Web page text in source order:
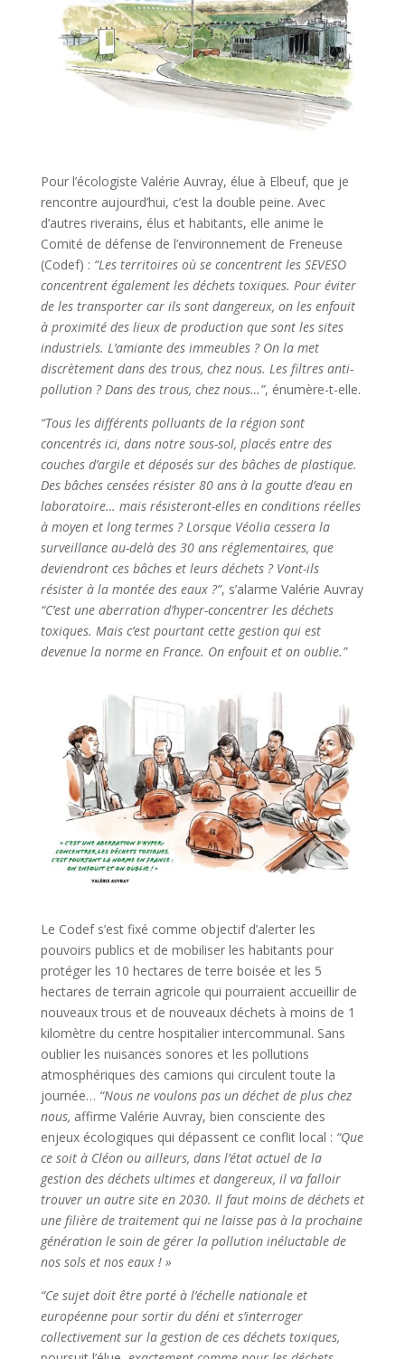
Pour l’écologiste Valérie Auvray, élue à Elbeuf, que je
rencontre aujourd’hui, c’est la double peine. Avec
d’autres riverains, élus et habitants, elle anime le
Comité de défense de l’environnement de Freneuse
(Codef) : “Les territoires où se concentrent les SEVESO
concentrent également les déchets toxiques. Pour éviter
de les transporter car ils sont dangereux, on les enfouit
à proximité des lieux de production que sont les sites
industriels. L’amiante des immeubles ? On la met
discrètement dans des trous, chez nous. Les filtres anti-
pollution ? Dans des trous, chez nous…”, énumère-t-elle.
“Tous les différents polluants de la région sont
concentrés ici, dans notre sous-sol, placés entre des
couches d’argile et déposés sur des bâches de plastique.
Des bâches censées résister 80 ans à la goutte d’eau en
laboratoire… mais résisteront-elles en conditions réelles
à moyen et long termes ? Lorsque Véolia cessera la
surveillance au-delà des 30 ans réglementaires, que
deviendront ces bâches et leurs déchets ? Vont-ils
résister à la montée des eaux ?”, s’alarme Valérie Auvray
“C’est une aberration d’hyper-concentrer les déchets
toxiques. Mais c’est pourtant cette gestion qui est
devenue la norme en France. On enfouit et on oublie.”
Le Codef s’est fixé comme objectif d’alerter les
pouvoirs publics et de mobiliser les habitants pour
protéger les 10 hectares de terre boisée et les 5
hectares de terrain agricole qui pourraient accueillir de
nouveaux trous et de nouveaux déchets à moins de 1
kilomètre du centre hospitalier intercommunal. Sans
oublier les nuisances sonores et les pollutions
atmosphériques des camions qui circulent toute la
journée… “Nous ne voulons pas un déchet de plus chez
nous, affirme Valérie Auvray, bien consciente des
enjeux écologiques qui dépassent ce conflit local : “Que
ce soit à Cléon ou ailleurs, dans l’état actuel de la
gestion des déchets ultimes et dangereux, il va falloir
trouver un autre site en 2030. Il faut moins de déchets et
une filière de traitement qui ne laisse pas à la prochaine
génération le soin de gérer la pollution inéluctable de
nos sols et nos eaux ! »
“Ce sujet doit être porté à l’échelle nationale et
européenne pour sortir du déni et s’interroger
collectivement sur la gestion de ces déchets toxiques,